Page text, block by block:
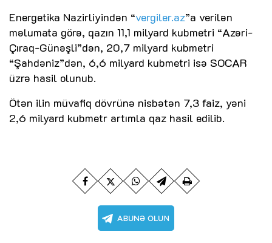
Energetika Nazirliyindən “vergiler.az”a verilən
məlumata görə, qazın 11,1 milyard kubmetri “Azəri-
Çıraq-Günəşli”dən, 20,7 milyard kubmetri
“Şahdəniz”dən, 6,6 milyard kubmetri isə SOCAR
üzrə hasil olunub.
Ötən ilin müvafiq dövrünə nisbətən 7,3 faiz, yəni
2,6 milyard kubmetr artımla qaz hasil edilib.